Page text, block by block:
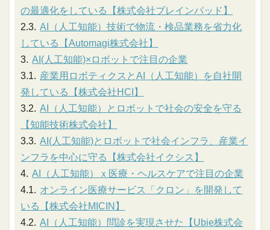
の最適化をしている【株式会社ブレインパッド】
AI（人工知能）技術で物流・検品業務を省力化
している【Automagi株式会社】
AI(人工知能)×ロボットで注目の企業
産業用ロボティクスとAI（人工知能）を自社開
発している【株式会社HCI】
AI（人工知能）とロボットで社会の安全を守る
【知能技術株式会社】
AI(人工知能)とロボットで社会インフラ、産業イ
ンフラを中心に守る【株式会社イクシス】
AI（人工知能）ｘ医療・ヘルスケアで注目の企業
オンライン医療サービス「クロン」を開発して
いる【株式会社MICIN】
AI（人工知能）問診を実現させた【Ubie株式会